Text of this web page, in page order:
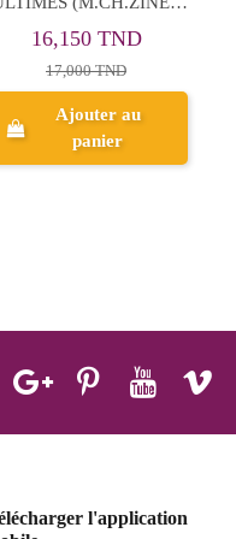
30,000 TND
Ajouter au
panier
l'application